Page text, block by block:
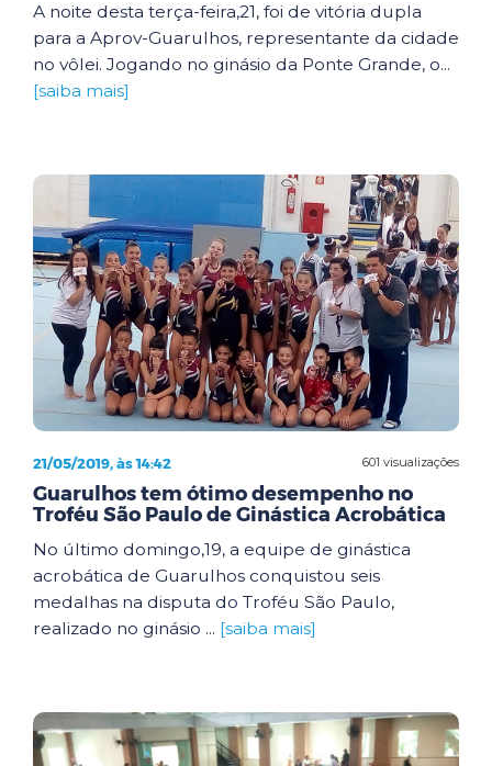
A noite desta terça-feira,21, foi de vitória dupla
para a Aprov-Guarulhos, representante da cidade
no vôlei. Jogando no ginásio da Ponte Grande, o...
[saiba mais]
601 visualizações
21/05/2019, às 14:42
Guarulhos tem ótimo desempenho no
Troféu São Paulo de Ginástica Acrobática
No último domingo,19, a equipe de ginástica
acrobática de Guarulhos conquistou seis
medalhas na disputa do Troféu São Paulo,
realizado no ginásio ... [saiba mais]